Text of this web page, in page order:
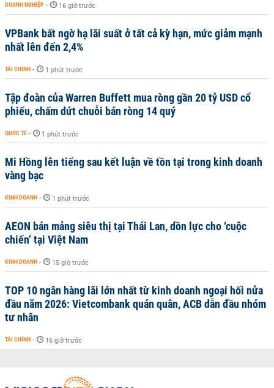
DOANH NGHIỆP - 16 giờ trước
VPBank bất ngờ hạ lãi suất ở tất cả kỳ hạn, mức giảm mạnh
nhất lên đến 2,4%
TÀI CHÍNH - 1 phút trước
Tập đoàn của Warren Buffett mua ròng gần 20 tỷ USD cổ
phiếu, chấm dứt chuỗi bán ròng 14 quý
QUỐC TẾ - 1 phút trước
Mi Hồng lên tiếng sau kết luận về tồn tại trong kinh doanh
vàng bạc
KINH DOANH - 1 phút trước
AEON bán mảng siêu thị tại Thái Lan, dồn lực cho ‘cuộc
chiến’ tại Việt Nam
KINH DOANH - 15 giờ trước
TOP 10 ngân hàng lãi lớn nhất từ kinh doanh ngoại hối nửa
đầu năm 2026: Vietcombank quán quân, ACB dẫn đầu nhóm
tư nhân
TÀI CHÍNH - 16 giờ trước